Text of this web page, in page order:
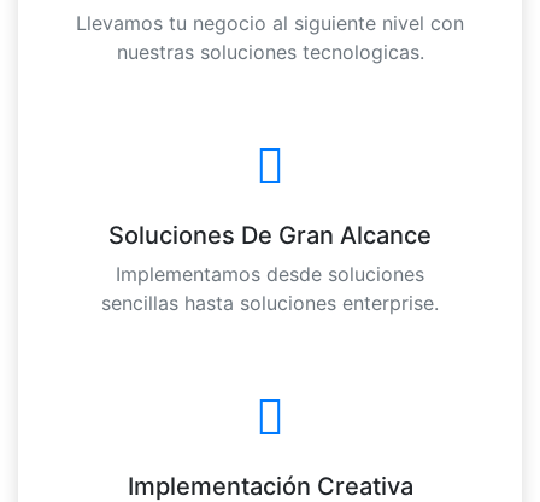
Llevamos tu negocio al siguiente nivel con
nuestras soluciones tecnologicas.
Soluciones De Gran Alcance
Implementamos desde soluciones
sencillas hasta soluciones enterprise.
Implementación Creativa